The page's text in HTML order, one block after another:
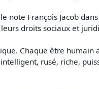
François Jacob
droits sociaux et
Chaque être
rusé, riche,